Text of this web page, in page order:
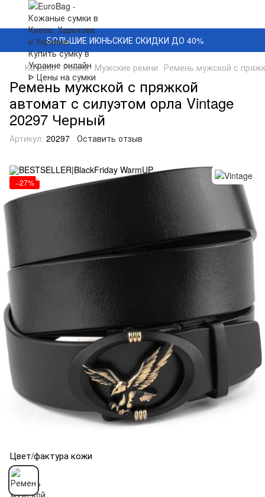
БОЛЬШИЕ ИЮНЬСКИЕ СКИДКИ ДО 40%
Каталог Ремни Мужские ремни Ремень мужской с
Ремень мужской с пряжкой
автомат с силуэтом орла Vintage
20297 Черный
Артикул: 20297 Оставить отзыв
−27%
Цвет/фактура кожи